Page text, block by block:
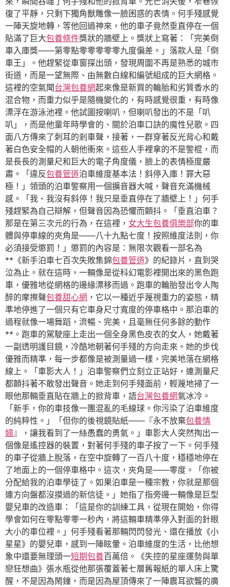
復了平靜，只剩下獨角獸雕像一臉困惑的表情。何手殘感覺
一陣天旋地轉，等他回過神來，他的車子竟然垂直停在一個
貼滿了巨大包養條件獎狀的牆壁上。獎狀上寫著：「完美倒
車入庫獎——第零點零零零零零九度偏差。」落款人是「倒
車王」。他趕緊從車窗探出頭，發現周圍不再是熟悉的城市
街道，而是一望無際、由無數白線和編號組成的巨大網格。
這裡的空氣聞台灣包養網起來像是新買的輪胎和劣質香水的
混合物，而重力似乎是隨機變化的，有時感覺很重，有時像
漂浮在游泳池裡。他試圖按喇叭，但喇叭發出的不是「叭
叭」，而是他童年時學會的、關於泊車口訣的魔性兒歌。四
面八方傳來了刺耳的剎車聲，接著，一群穿著反光背心和戴
著白色安全帽的人朝他衝來。這些人手裡拿的不是警棍，而
是長長的測量尺和巨大的電子角度儀，臉上的表情極度嚴
肅。「違反包養管道泊車維度基本法！斜停入庫！罪大惡
極！」領頭的泊車警察用一個擴音器大喊，聲音充滿機械
感。「我、我沒有斜停！我只是垂直停在了牆壁上！」何手
殘趕緊為自己辯解，但聲音因為恐懼而顫抖。「垂直泊車？
那是在第三次元的行為，在這裡， 女大生包養俱樂部你的車
體與停車線的夾角是——八十九點七度！按照維度法則，你
必須接受懲罰！」懲罰的內容是：無限次觀看一部名為
**《新手泊車七百次失敗集錦包養管道》的紀錄片，直到哭
泣為止。就在這時，一輛像是從科幻電影裡開出來的黑色跑
車，優雅地從網格的邊緣漂移而過。跑車的輪胎發出令人陶
醉的摩擦聲包養甜心網 ，它以一種近乎蔑視重力的姿態，精
準地停進了一個只有它車身尺寸寬度的停車格中。那泊車的
過程就像一場舞蹈，流暢、完美，且毫無任何多餘的動作
**。跑車的駕駛座上走出一個全身黑色皮衣的女人，她戴著
一副透明護目鏡，冷酷地朝著何手殘的方向走來。她的步伐
優雅而精準，每一步都像是被測量過一樣，完美地落在網格
線上。「車影大人！」泊車警察們立刻立正站好，連測量尺
都顫抖著不敢發出聲音。她走到何手殘面前，輕蔑地掃了一
眼他那輛垂直貼在牆上的掀背車，語台灣包養網氣冰冷。
「新手，你的車技像一團混亂的毛線球。你污染了泊車維度
的純粹性。」「但你的後視鏡貼紙——『永不放棄包養情
婦』，讓我看到了一絲愚蠢的勇氣。」車影大人突然掏出一
個像是遙控器的裝置，對著何手殘的車子按了一下。何手殘
的車子從牆上脫落，在空中旋轉了一百八十度，穩穩地停在
了地面上的一個停車格中。這次，夾角是——零度。「你被
分配給我的泊車學徒了。如果泊車是一種宗教，你就是那個
連方向盤都沒摸過的新信徒。」她指了指旁邊一輛像是巨型
嬰兒車的改造車：「這是你的訓練工具，從現在開始，你得
學會如何在零點零零一秒內，將這輛車精準停入對面的針眼
大小的車位裡。」何手殘看著那輛閃閃發光、還在播放《小
星星》的嬰兒車，感到一陣眩暈。泊車維度的生活，比他想
象中還要無理頭一短期包養百萬倍。《失控的星座運勢與單
戀狂想曲》張水瓶從他那張覆蓋著七層舊報紙的單人床上驚
醒，不是因為鬧鐘，而是因為屋頂傳來了一陣震耳欲聾的廣